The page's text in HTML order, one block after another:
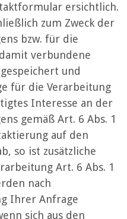
ersichtlich.
zum Zweck der
bzw. für die
verbundene
und
für die Verarbeitung
Interesse an der
gemäß Art. 6 Abs. 1
auf den
so ist zusätzliche
Art. 6 Abs. 1
nach
Ihrer Anfrage
sich aus den